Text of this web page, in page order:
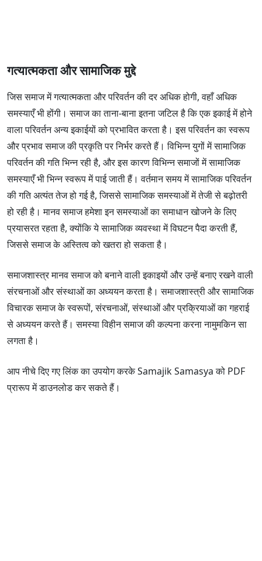
गत्यात्मकता और सामाजिक मुद्दे
जिस समाज में गत्यात्मकता और परिवर्तन की दर अधिक होगी, वहाँ अधिक
समस्याएँ भी होंगी। समाज का ताना-बाना इतना जटिल है कि एक इकाई में होने
वाला परिवर्तन अन्य इकाईयों को प्रभावित करता है। इस परिवर्तन का स्वरूप
और प्रभाव समाज की प्रकृति पर निर्भर करते हैं। विभिन्न युगों में सामाजिक
परिवर्तन की गति भिन्न रही है, और इस कारण विभिन्न समाजों में सामाजिक
समस्याएँ भी भिन्न स्वरूप में पाई जाती हैं। वर्तमान समय में सामाजिक परिवर्तन
की गति अत्यंत तेज हो गई है, जिससे सामाजिक समस्याओं में तेजी से बढ़ोतरी
हो रही है। मानव समाज हमेशा इन समस्याओं का समाधान खोजने के लिए
प्रयासरत रहता है, क्योंकि ये सामाजिक व्यवस्था में विघटन पैदा करती हैं,
जिससे समाज के अस्तित्व को खतरा हो सकता है।
समाजशास्त्र मानव समाज को बनाने वाली इकाइयों और उन्हें बनाए रखने वाली
संरचनाओं और संस्थाओं का अध्ययन करता है। समाजशास्त्री और सामाजिक
विचारक समाज के स्वरूपों, संरचनाओं, संस्थाओं और प्रक्रियाओं का गहराई
से अध्ययन करते हैं। समस्या विहीन समाज की कल्पना करना नामुमकिन सा
लगता है।
आप नीचे दिए गए लिंक का उपयोग करके Samajik Samasya को PDF
प्रारूप में डाउनलोड कर सकते हैं।